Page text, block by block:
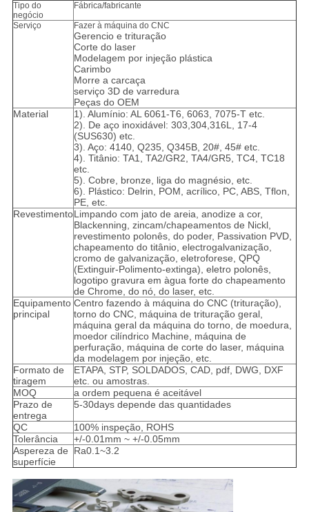
Tipo do
negócio
Fábrica/fabricante
Serviço Fazer à máquina do CNC
Gerencio e trituração
Corte do laser
Modelagem por injeção plástica
Carimbo
Morre a carcaça
serviço 3D de varredura
Peças do OEM
Material
1). Alumínio: AL 6061-T6, 6063, 7075-T etc.
2). De aço inoxidável: 303,304,316L, 17-4
(SUS630) etc.
3). Aço: 4140, Q235, Q345B, 20#, 45# etc.
4). Titânio: TA1, TA2/GR2, TA4/GR5, TC4, TC18
etc.
5). Cobre, bronze, liga do magnésio, etc.
6). Plástico: Delrin, POM, acrílico, PC, ABS, Tflon,
PE, etc.
RevestimentoLimpando com jato de areia, anodize a cor,
Blackenning, zincam/chapeamentos de Nickl,
revestimento polonês, do poder, Passivation PVD,
chapeamento do titânio, electrogalvanização,
cromo de galvanização, eletroforese, QPQ
(Extinguir-Polimento-extinga), eletro polonês,
logotipo gravura em àgua forte do chapeamento
de Chrome, do nó, do laser, etc.
Equipamento
principal
Centro fazendo à máquina do CNC (trituração),
torno do CNC, máquina de trituração geral,
máquina geral da máquina do torno, de moedura,
moedor cilíndrico Machine, máquina de
perfuração, máquina de corte do laser, máquina
da modelagem por injeção, etc.
Formato de
tiragem
ETAPA, STP, SOLDADOS, CAD, pdf, DWG, DXF
etc. ou amostras.
MOQ
a ordem pequena é aceitável
Prazo de
entrega
5-30days depende das quantidades
QC
100% inspeção, ROHS
Tolerância
+/-0.01mm ~ +/-0.05mm
Aspereza de
superfície
Ra0.1~3.2